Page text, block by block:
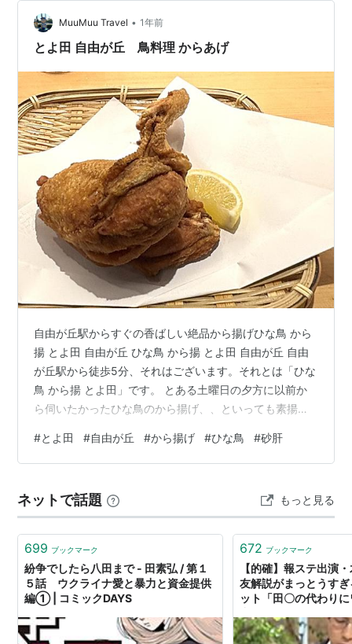
MuuMuu Travel • 1年前
とよ田 自由が丘 鳥料理 からあげ
自由が丘駅からすぐの香ばしい絶品から揚げひな鳥 から
揚 とよ田 自由が丘 ひな鳥 から揚 とよ田 自由が丘 自由
が丘駅から徒歩5分、それはございます。それとは「ひな
鳥 から揚 とよ田」です。 とある土曜日の夕方に以前か
ら伺いたかったひな鳥のから揚げ、、といっても素揚げ
日曜定休日でランチ営業はしていないため、平日か土曜
のディナータイムに訪れるしかございません。私は土曜
自由が丘駅からLABIヤマダへ向かってぼけっと歩いてい
るとすぐ着きます。飲食店が多数入った建物の2階、ガラ
スの扉越しに渋い暖簾が掛…
#とよ田 #自由が丘 #から揚げ #ひな鳥 #砂肝
ネットで話題 もっと見る
699 ブックマーク
紛争でしたら八田まで - 田素弘 / 第１
５話 ウクライナ愛と暴力と資金提供
編① | コミックDAYS
672 ブックマーク
【的確】報ステ出演
友解説がまっとうす
ット「田〇の代わり